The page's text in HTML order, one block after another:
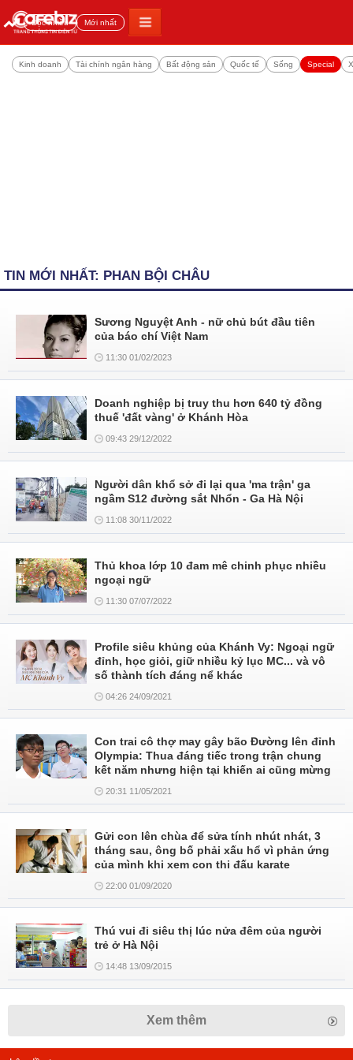
Đọc nhiều Mới nhất
Kinh doanh Tài chính ngân hàng Bất động sản Quốc tế Sống Special
TIN MỚI NHẤT: PHAN BỘI CHÂU
Sương Nguyệt Anh - nữ chủ bút đầu tiên
của báo chí Việt Nam
11:30 01/02/2023
Doanh nghiệp bị truy thu hơn 640 tỷ đồng
thuế 'đất vàng' ở Khánh Hòa
09:43 29/12/2022
Người dân khổ sở đi lại qua 'ma trận' ga
ngầm S12 đường sắt Nhổn - Ga Hà Nội
11:08 30/11/2022
Thủ khoa lớp 10 đam mê chinh phục nhiều
ngoại ngữ
11:30 07/07/2022
Profile siêu khủng của Khánh Vy: Ngoại ngữ
đỉnh, học giỏi, giữ nhiều kỷ lục MC... và vô
số thành tích đáng nể khác
04:26 24/09/2021
Con trai cô thợ may gây bão Đường lên đỉnh
Olympia: Thua đáng tiếc trong trận chung
kết năm nhưng hiện tại khiến ai cũng mừng
20:31 11/05/2021
Gửi con lên chùa để sửa tính nhút nhát, 3
tháng sau, ông bố phải xấu hổ vì phản ứng
của mình khi xem con thi đấu karate
22:00 01/09/2020
Thú vui đi siêu thị lúc nửa đêm của người
trẻ ở Hà Nội
14:48 13/09/2015
Xem thêm